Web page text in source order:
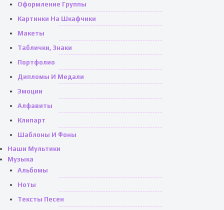
Оформление Группы
Картинки На Шкафчики
Макеты
Таблички, Знаки
Портфолио
Дипломы И Медали
Эмоции
Алфавиты
Клипарт
Шаблоны И Фоны
Наши Мультики
Музыка
Альбомы
Ноты
Тексты Песен